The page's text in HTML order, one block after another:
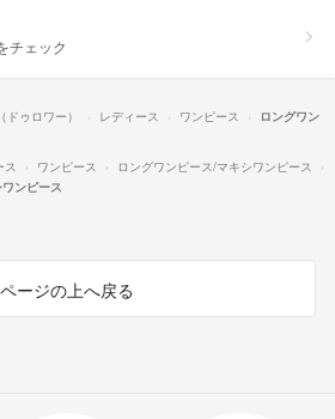
チェック
ドゥロワー） レディース ワンピース
ロングワン
ス ワンピース
ロングワンピース/マキシワンピース
ンピース
ページの上へ戻る